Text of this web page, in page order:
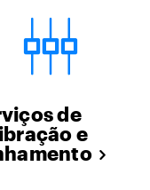
de
e